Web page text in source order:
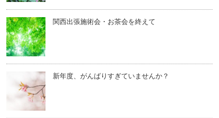
関西出張施術会・お茶会を終えて
新年度、がんばりすぎていませんか？